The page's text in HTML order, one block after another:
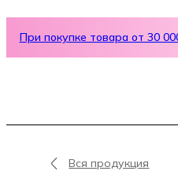
При покупке товара от 30
Вся продукция